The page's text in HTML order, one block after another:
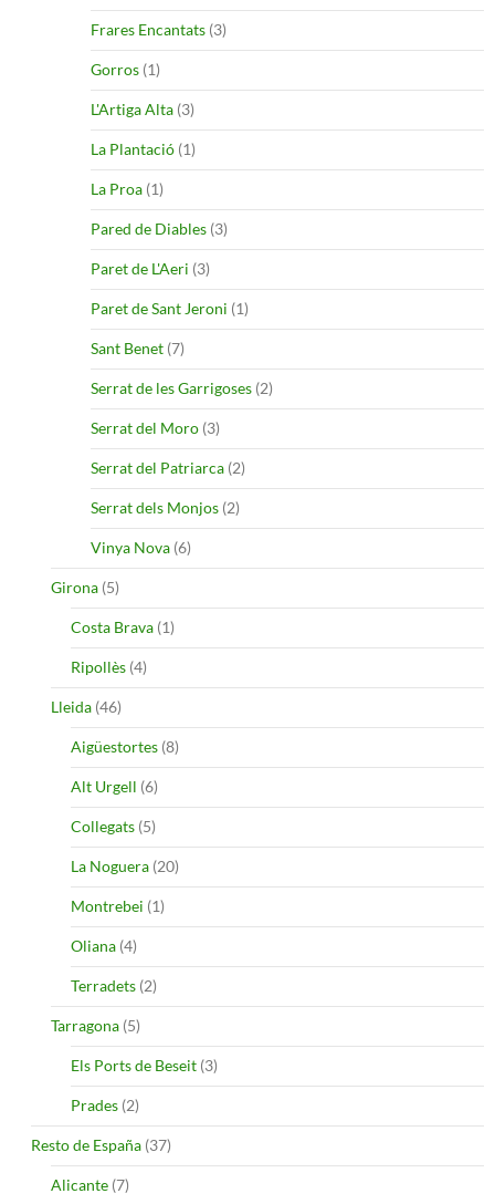
Frares Encantats (3)
Gorros (1)
L'Artiga Alta (3)
La Plantació (1)
La Proa (1)
Pared de Diables (3)
Paret de L'Aeri (3)
Paret de Sant Jeroni (1)
Sant Benet (7)
Serrat de les Garrigoses (2)
Serrat del Moro (3)
Serrat del Patriarca (2)
Serrat dels Monjos (2)
Vinya Nova (6)
Girona (5)
Costa Brava (1)
Ripollès (4)
Lleida (46)
Aigüestortes (8)
Alt Urgell (6)
Collegats (5)
La Noguera (20)
Montrebei (1)
Oliana (4)
Terradets (2)
Tarragona (5)
Els Ports de Beseit (3)
Prades (2)
Resto de España (37)
Alicante (7)